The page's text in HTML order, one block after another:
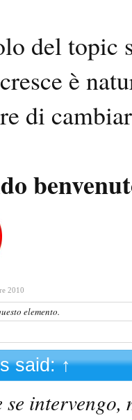
del topic
è
di
2010
elemento.
said:↑
se intervengo,